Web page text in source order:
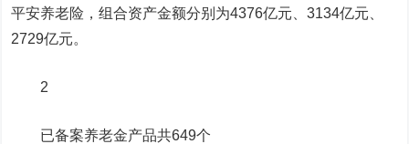
平安养老险，组合资产金额分别为4376亿元、3134亿元、
2729亿元。
2
已备案养老金产品共649个